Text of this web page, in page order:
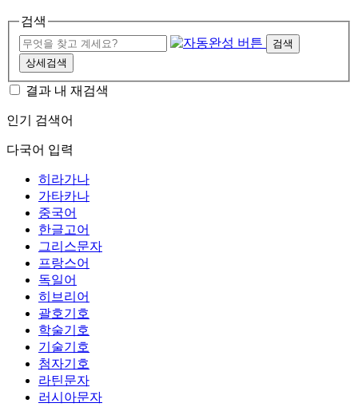
검색
검색
상세검색
결과 내 재검색
인기 검색어
다국어 입력
히라가나
가타카나
중국어
한글고어
그리스문자
프랑스어
독일어
히브리어
괄호기호
학술기호
기술기호
첨자기호
라틴문자
러시아문자